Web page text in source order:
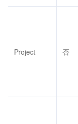
Project 否